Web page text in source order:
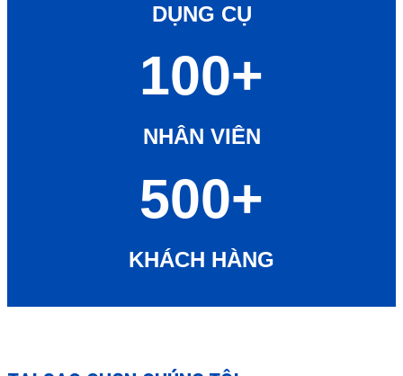
DỤNG CỤ
100+
NHÂN VIÊN
500+
KHÁCH HÀNG